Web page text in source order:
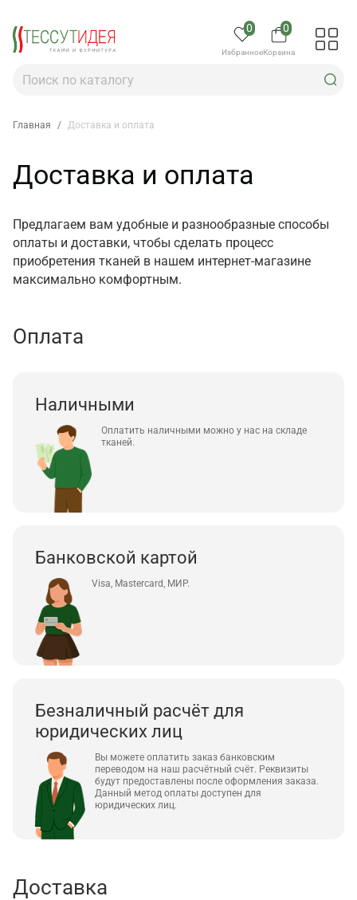
0
Избранное
0
Корзина
Главная / Доставка и оплата
Доставка и оплата
Предлагаем вам удобные и разнообразные способы
оплаты и доставки, чтобы сделать процесс
приобретения тканей в нашем интернет-магазине
максимально комфортным.
Оплата
Наличными
Оплатить наличными можно у нас на складе
тканей.
Банковской картой
Visa, Mastercard, МИР.
Безналичный расчёт для
юридических лиц
Вы можете оплатить заказ банковским
переводом на наш расчётный счёт. Реквизиты
будут предоставлены после оформления заказа.
Данный метод оплаты доступен для
юридических лиц.
Доставка